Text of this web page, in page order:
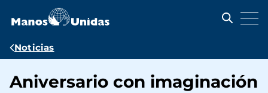
contenido
Ruta
navegación
Noticias
Aniversario con imaginación